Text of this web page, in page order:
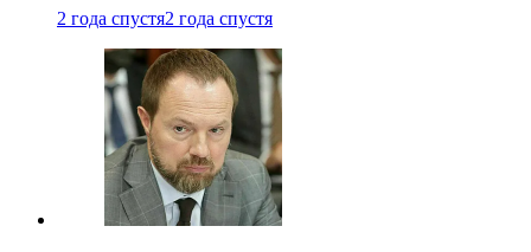
2 года спустя2 года спустя